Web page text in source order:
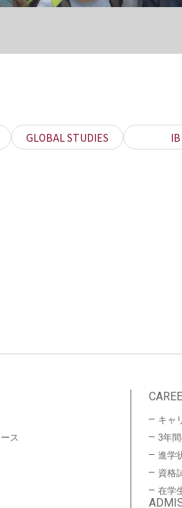
GLOBAL STUDIES IB
ス
キャ
3年
進学
資格
在学